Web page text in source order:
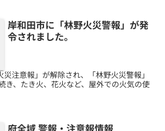
岸和田市に「林野火災警報」が発
令されました。
注意報」が解除され、「林野火災警報」
き、たき火、花火など、屋外での火気の使
府全域 警報・注意報情報